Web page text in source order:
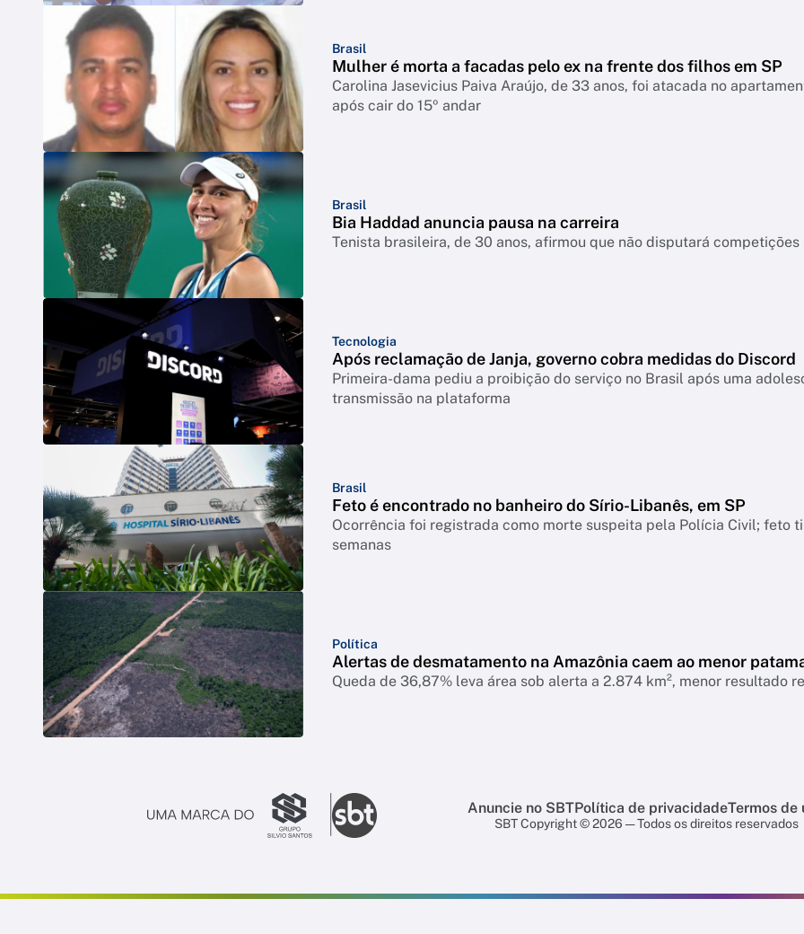
Brasil
Mulher é morta a facadas pelo ex na frente dos filhos em SP
Carolina Jasevicius Paiva Araújo, de 33 anos, foi atacada no
após cair do 15º andar
Brasil
Bia Haddad anuncia pausa na carreira
Tenista brasileira, de 30 anos, afirmou que não disputará
Tecnologia
Após reclamação de Janja, governo cobra medidas do Discord
Primeira-dama pediu a proibição do serviço no Brasil após uma
transmissão na plataforma
Brasil
Feto é encontrado no banheiro do Sírio-Libanês, em SP
Ocorrência foi registrada como morte suspeita pela Polícia Civil; feto
semanas
Política
Alertas de desmatamento na Amazônia caem ao menor
Queda de 36,87% leva área sob alerta a 2.874 km², menor resultado
Anuncie no SBTPolítica de privacidadeTermos de
SBT Copyright © 2026 — Todos os direitos reservados